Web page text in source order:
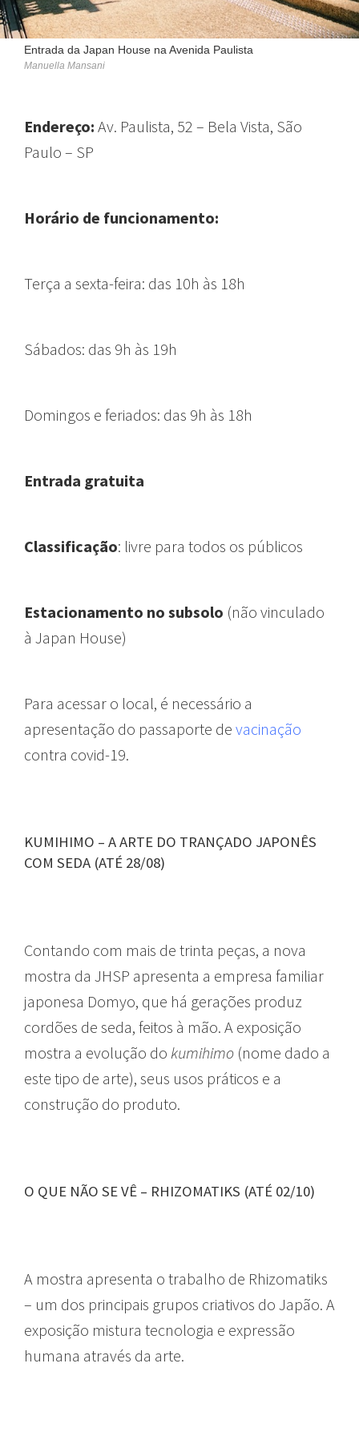
Entrada da Japan House na Avenida Paulista
Manuella Mansani
Endereço: Av. Paulista, 52 – Bela Vista, São
Paulo – SP
Horário de funcionamento:
Terça a sexta-feira: das 10h às 18h
Sábados: das 9h às 19h
Domingos e feriados: das 9h às 18h
Entrada gratuita
Classificação: livre para todos os públicos
Estacionamento no subsolo (não vinculado
à Japan House)
Para acessar o local, é necessário a
apresentação do passaporte de vacinação
contra covid-19.
KUMIHIMO – A ARTE DO TRANÇADO JAPONÊS
COM SEDA (ATÉ 28/08)
Contando com mais de trinta peças, a nova
mostra da JHSP apresenta a empresa familiar
japonesa Domyo, que há gerações produz
cordões de seda, feitos à mão. A exposição
mostra a evolução do kumihimo (nome dado a
este tipo de arte), seus usos práticos e a
construção do produto.
O QUE NÃO SE VÊ – RHIZOMATIKS (ATÉ 02/10)
A mostra apresenta o trabalho de Rhizomatiks
– um dos principais grupos criativos do Japão. A
exposição mistura tecnologia e expressão
humana através da arte.